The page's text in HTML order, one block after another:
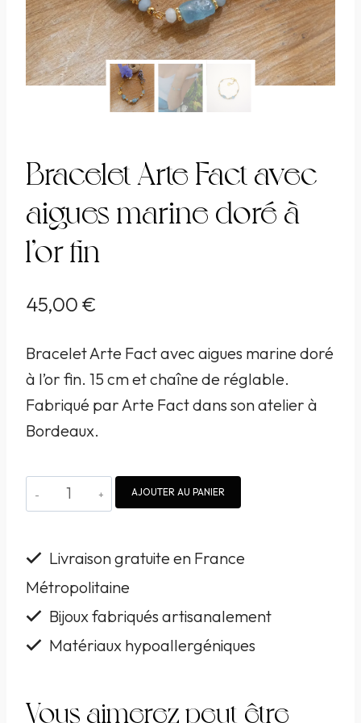
Bracelet Arte Fact avec
aigues marine doré à
l’or fin
45,00€
Bracelet Arte Fact avec aigues marine doré
à l’or fin. 15 cm et chaîne de réglable.
Fabriqué par Arte Fact dans son atelier à
Bordeaux.
quantité
de
Arte
Fact
avec
aigues
AJOUTER AU PANIER
Livraison gratuite en France
Métropolitaine
Bijoux fabriqués artisanalement
Matériaux hypoallergéniques
Vous aimerez peut-être